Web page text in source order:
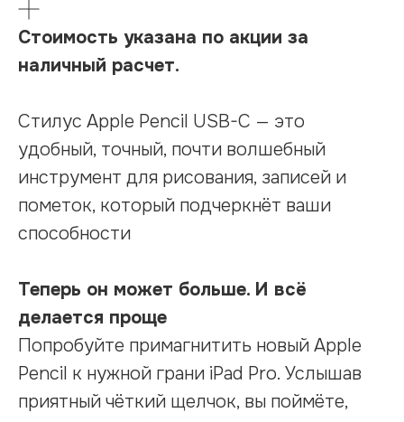
Стоимость указана по акции за
наличный расчет.
Стилус Apple Pencil USB-C — это
удобный, точный, почти волшебный
инструмент для рисования, записей и
пометок, который подчеркнёт ваши
способности
Теперь он может больше. И всё
делается проще
Попробуйте примагнитить новый Apple
Pencil к нужной грани iPad Pro. Услышав
приятный чёткий щелчок, вы поймёте,